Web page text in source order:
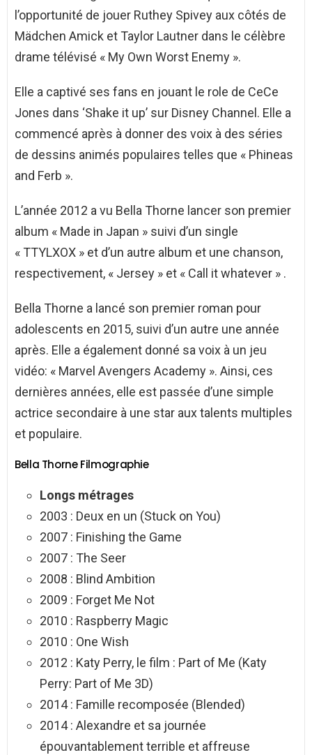
l’opportunité de jouer Ruthey Spivey aux côtés de
Mädchen Amick et Taylor Lautner dans le célèbre
drame télévisé « My Own Worst Enemy ».
Elle a captivé ses fans en jouant le role de CeCe
Jones dans ‘Shake it up’ sur Disney Channel. Elle a
commencé après à donner des voix à des séries
de dessins animés populaires telles que « Phineas
and Ferb ».
L’année 2012 a vu Bella Thorne lancer son premier
album « Made in Japan » suivi d’un single
« TTYLXOX » et d’un autre album et une chanson,
respectivement, « Jersey » et « Call it whatever » .
Bella Thorne a lancé son premier roman pour
adolescents en 2015, suivi d’un autre une année
après. Elle a également donné sa voix à un jeu
vidéo: « Marvel Avengers Academy ». Ainsi, ces
dernières années, elle est passée d’une simple
actrice secondaire à une star aux talents multiples
et populaire.
Bella Thorne Filmographie
Longs métrages
2003 : Deux en un (Stuck on You)
2007 : Finishing the Game
2007 : The Seer
2008 : Blind Ambition
2009 : Forget Me Not
2010 : Raspberry Magic
2010 : One Wish
2012 : Katy Perry, le film : Part of Me (Katy
Perry: Part of Me 3D)
2014 : Famille recomposée (Blended)
2014 : Alexandre et sa journée
épouvantablement terrible et affreuse